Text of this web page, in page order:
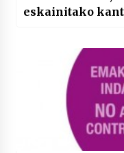
eskainitako